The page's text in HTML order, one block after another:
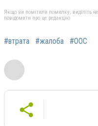
Якщо ви помітили помилку, виділіть
повідомити про це редакцію
#втрата #жалоба #ООС